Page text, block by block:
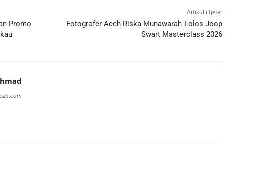
Promo
Artikulli tjetër
Fotografer Aceh Riska Munawarah Lolos Joop
Swart Masterclass 2026